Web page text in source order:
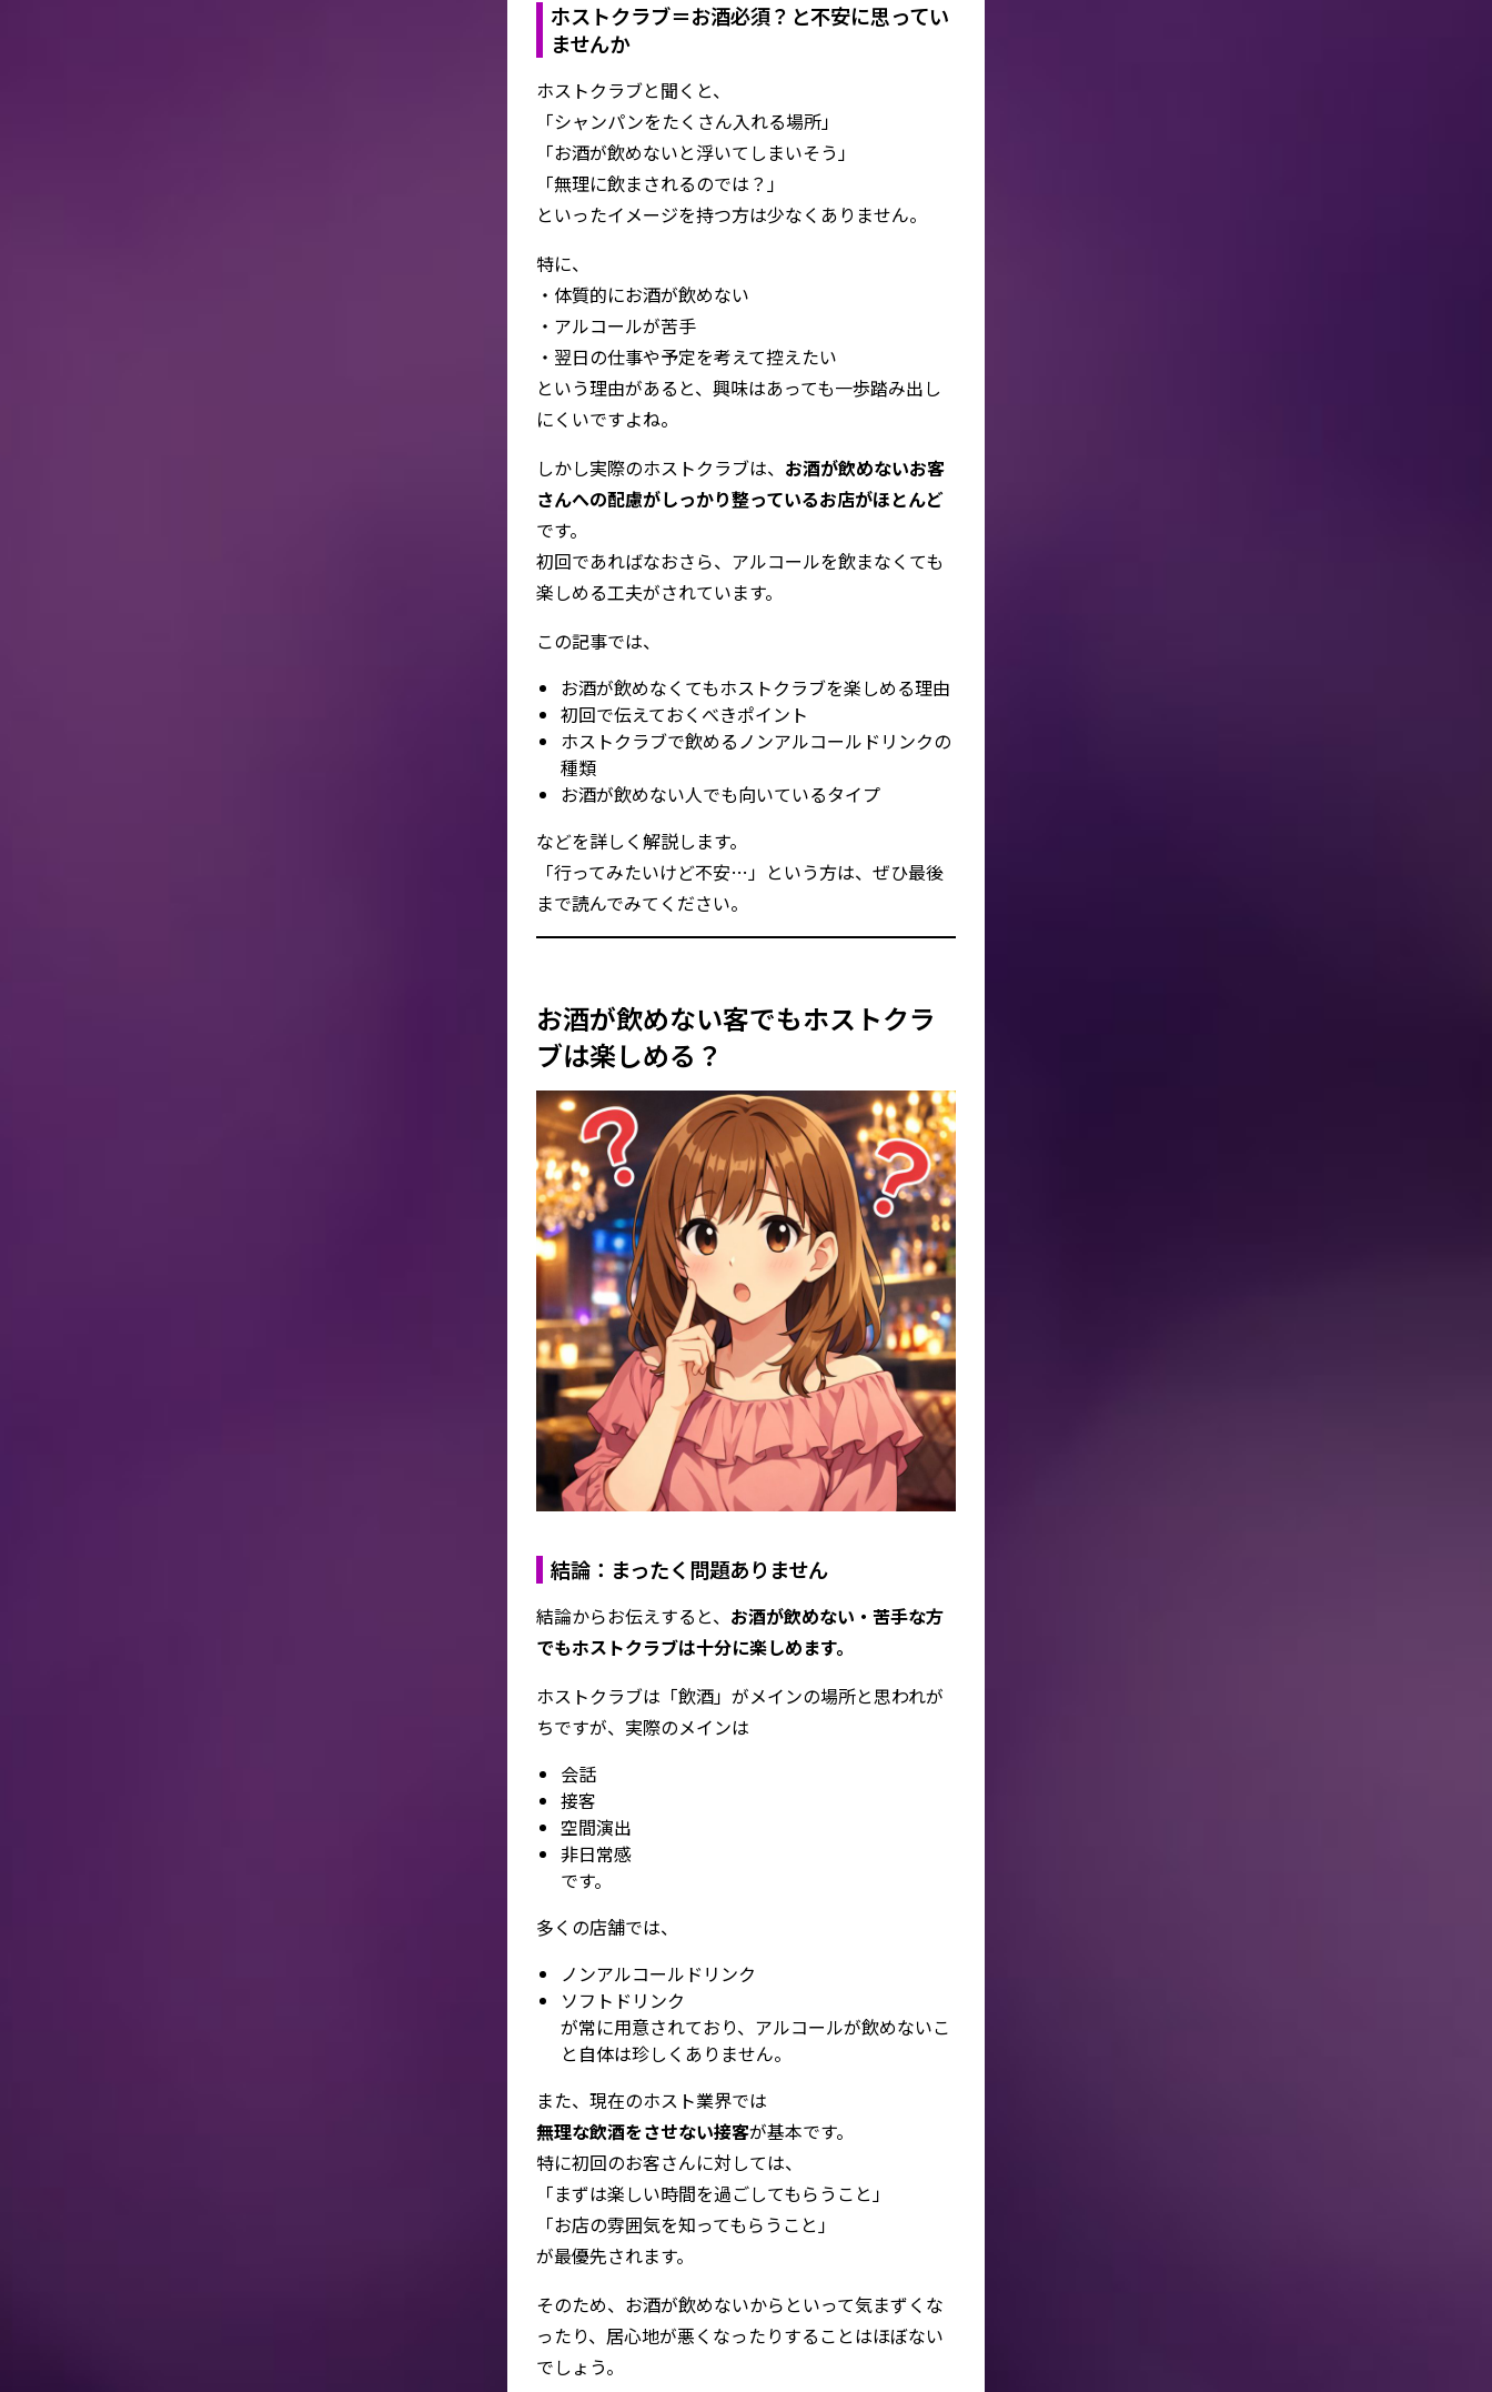
ホストクラブ＝お酒必須？と不安に思ってい
ませんか
ホストクラブと聞くと、
「シャンパンをたくさん入れる場所」
「お酒が飲めないと浮いてしまいそう」
「無理に飲まされるのでは？」
といったイメージを持つ方は少なくありません。
特に、
・体質的にお酒が飲めない
・アルコールが苦手
・翌日の仕事や予定を考えて控えたい
という理由があると、興味はあっても一歩踏み出し
にくいですよね。
しかし実際のホストクラブは、 お酒が飲めないお客
さんへの配慮がしっかり整っているお店がほとんど
です。
初回であればなおさら、アルコールを飲まなくても
楽しめる工夫がされています。
この記事では、
お酒が飲めなくてもホストクラブを楽しめる理由
初回で伝えておくべきポイント
ホストクラブで飲めるノンアルコールドリンクの
種類
お酒が飲めない人でも向いているタイプ
などを詳しく解説します。
「行ってみたいけど不安…」という方は、ぜひ最後
まで読んでみてください。
お酒が飲めない客でもホストクラ
ブは楽しめる？
結論：まったく問題ありません
結論からお伝えすると、 お酒が飲めない・苦手な方
でもホストクラブは十分に楽しめます。
ホストクラブは「飲酒」がメインの場所と思われが
ちですが、実際のメインは
会話
接客
空間演出
非日常感
です。
多くの店舗では、
ノンアルコールドリンク
ソフトドリンク
が常に用意されており、アルコールが飲めないこ
と自体は珍しくありません。
また、現在のホスト業界では
無理な飲酒をさせない接客が基本です。
特に初回のお客さんに対しては、
「まずは楽しい時間を過ごしてもらうこと」
「お店の雰囲気を知ってもらうこと」
が最優先されます。
そのため、お酒が飲めないからといって気まずくな
ったり、居心地が悪くなったりすることはほぼない
でしょう。